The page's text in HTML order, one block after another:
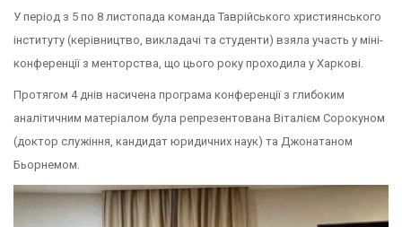
У період з 5 по 8 листопада команда Таврійського християнського
інституту (керівництво, викладачі та студенти) взяла участь у міні-
конференції з менторства, що цього року проходила у Харкові.
Протягом 4 днів насичена програма конференції з глибоким
аналітичним матеріалом була репрезентована Віталієм Сорокуном
(доктор служіння, кандидат юридичних наук) та Джонатаном
Бьорнемом.